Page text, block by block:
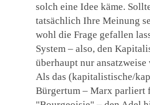
solch eine Idee käme.
tatsächlich Ihre Meinung
wohl die Frage gefallen
System – also, den
überhaupt nur ansatzweise
Als das (kapitalistische/
Bürgertum – Marx parliert